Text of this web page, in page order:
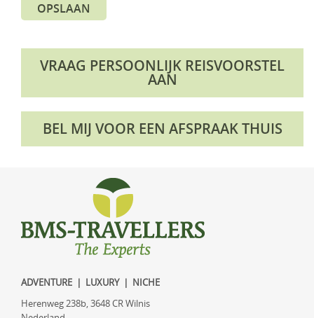
OPSLAAN
VRAAG PERSOONLIJK REISVOORSTEL
AAN
BEL MIJ VOOR EEN AFSPRAAK THUIS
ADVENTURE | LUXURY | NICHE
Herenweg 238b, 3648 CR Wilnis